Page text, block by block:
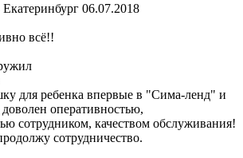
Екатеринбург 06.07.2018
всё!!
для ребенка впервые в "Сима-ленд" и
доволен оперативностью,
сотрудником, качеством обслуживания!
сотрудничество.